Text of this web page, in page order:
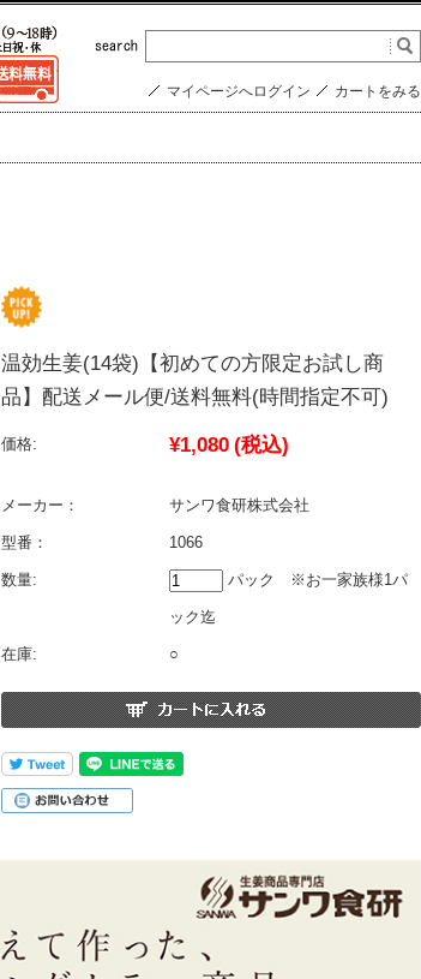
マイページへログイン カートをみる
温効生姜(14袋)【初めての方限定お試し商
品】配送メール便/送料無料(時間指定不可)
価格: ¥1,080 (税込)
メーカー： サンワ食研株式会社
型番： 1066
数量: パック ※お一家族様1パ
ック迄
在庫: ○